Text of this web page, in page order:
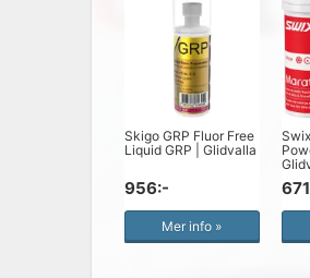
Skigo GRP Fluor Free
Liquid GRP | Glidvalla
956:-
Mer info »